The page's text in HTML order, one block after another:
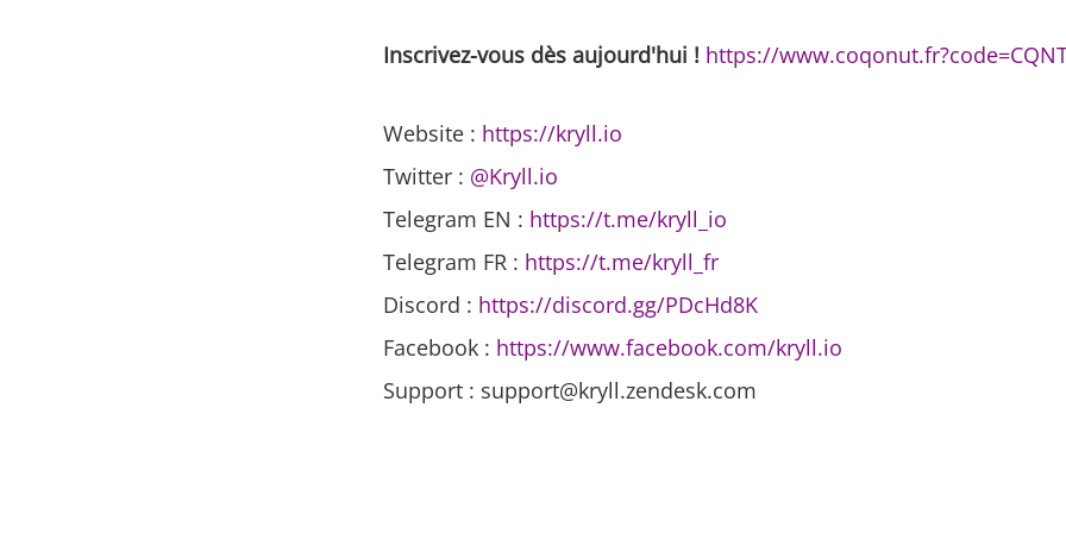
Inscrivez-vous dès aujourd'hui ! https://
Website : https://kryll.io
Twitter : @Kryll.io
Telegram EN : https://t.me/kryll_io
Telegram FR : https://t.me/kryll_fr
Discord : https://discord.gg/PDcHd8K
Facebook : https://www.facebook.com/kryll.io
Support : support@kryll.zendesk.com